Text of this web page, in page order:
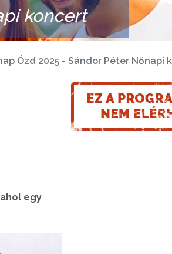
koncert
Ózd 2025 - Sándor Péter Nőnapi
egy